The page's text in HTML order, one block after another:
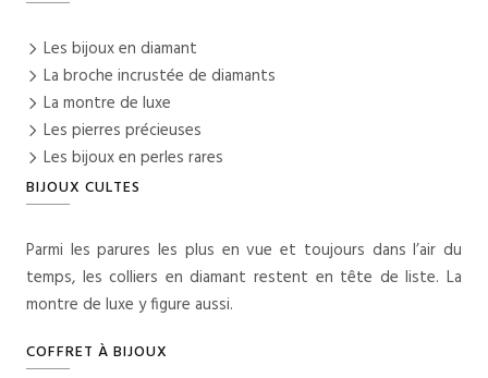
Les bijoux en diamant
La broche incrustée de diamants
La montre de luxe
Les pierres précieuses
Les bijoux en perles rares
BIJOUX CULTES
Parmi les parures les plus en vue et toujours dans l’air du
temps, les colliers en diamant restent en tête de liste. La
montre de luxe y figure aussi.
COFFRET À BIJOUX